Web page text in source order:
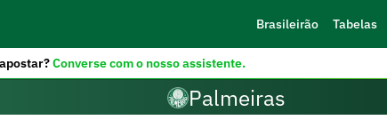
Brasileirão Tabelas
Converse com o nosso assistente.
Palmeiras